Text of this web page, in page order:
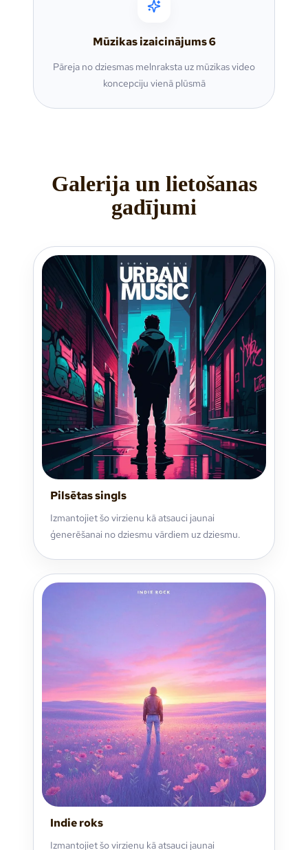
Mūzikas izaicinājums6
Pāreja no dziesmas melnraksta uz mūzikas video
koncepciju vienā plūsmā
Galerija un lietošanas
gadījumi
Pilsētas singls
Izmantojiet šo virzienu kā atsauci jaunai
ģenerēšanai no dziesmu vārdiem uz dziesmu.
Indie roks
Izmantojiet šo virzienu kā atsauci jaunai